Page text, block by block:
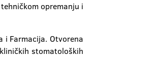
opremanju i
i Farmacija. Otvorena
stomatoloških